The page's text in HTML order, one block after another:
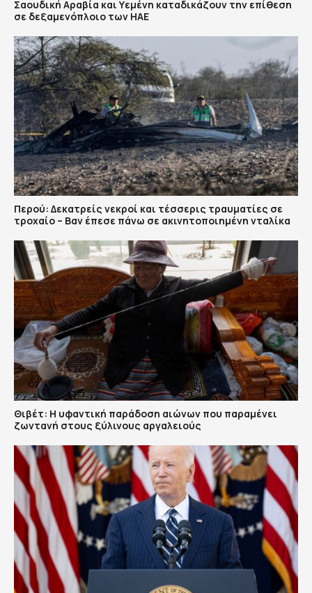
Σαουδική Αραβία και Υεμένη καταδικάζουν την επίθεση
σε δεξαμενόπλοιο των ΗΑΕ
Περού: Δεκατρείς νεκροί και τέσσερις τραυματίες σε
τροχαίο – Βαν έπεσε πάνω σε ακινητοποιημένη νταλίκα
Θιβέτ: Η υφαντική παράδοση αιώνων που παραμένει
ζωντανή στους ξύλινους αργαλειούς